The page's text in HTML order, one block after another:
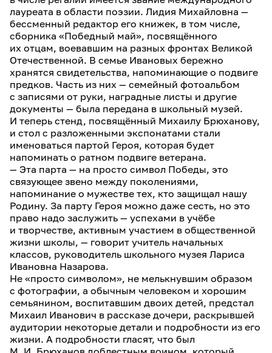
лауреата в области поэзии. Лидия Михайловна —
бессменный редактор его книжек, в том числе,
сборника «Победный май», посвящённого
их отцам, воевавшим на разных фронтах Великой
Отечественной. В семье Ивановых бережно
хранятся свидетельства, напоминающие о подвиге
предков. Часть из них — семейный фотоальбом
с записями от руки, наградные листы и другие
документы — была передана в школьный музей.
И теперь стенд, посвящённый Михаилу Брюханову,
и стол с разложенными экспонатами стали
именоваться партой Героя, которая будет
напоминать о ратном подвиге ветерана.
— Эта парта — на просто символ Победы, это
связующее звено между поколениями,
напоминание о мужестве тех, кто защищал нашу
Родину. За парту Героя можно даже сесть, но это
право надо заслужить — успехами в учёбе
и творчестве, активным участием в общественной
жизни школы, — говорит учитель начальных
классов, руководитель школьного музея Лариса
Ивановна Назарова.
Не «просто символом», не мелькнувшим образом
с фотографии, а обычным человеком и хорошим
семьянином, воспитавшим двоих детей, предстал
Михаил Иванович в рассказе дочери, раскрывшей
аудитории некоторые детали и подробности из его
жизни. А подробности гласят, что был